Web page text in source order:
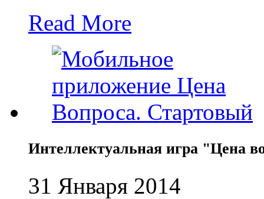
Read More
Интеллектуальная игра "Цена
31 Января 2014